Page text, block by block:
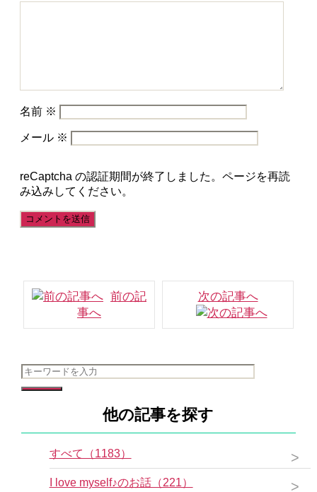
名前 ※
メール ※
reCaptcha の認証期間が終了しました。ページを再読
み込みしてください。
前の記
事へ
次の記事へ
他の記事を探す
すべて（1183）
I love myself♪のお話（221）